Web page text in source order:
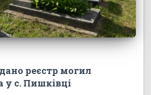
реєстр могил
у с. Пишківці